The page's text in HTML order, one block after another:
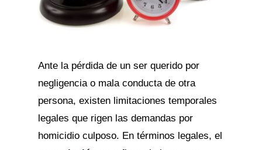
Ante la pérdida de un ser querido por
negligencia o mala conducta de otra
persona, existen limitaciones temporales
legales que rigen las demandas por
homicidio culposo. En términos legales, el